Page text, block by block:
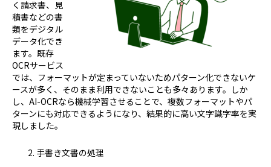
く請求書、見
積書などの書
類をデジタル
データ化でき
ます。既存
OCRサービス
では、フォーマットが定まっていないためパターン化できないケ
ースが多く、そのまま利用できないことも多々あります。しか
し、AI-OCRなら機械学習させることで、複数フォーマットやパ
ターンにも対応できるようになり、結果的に高い文字識字率を実
現しました。
手書き文書の処理